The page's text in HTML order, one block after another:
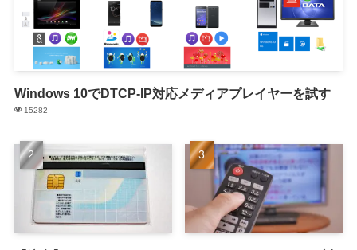
Windows 10でDTCP-IP対応メディアプレイヤーを試す
15282